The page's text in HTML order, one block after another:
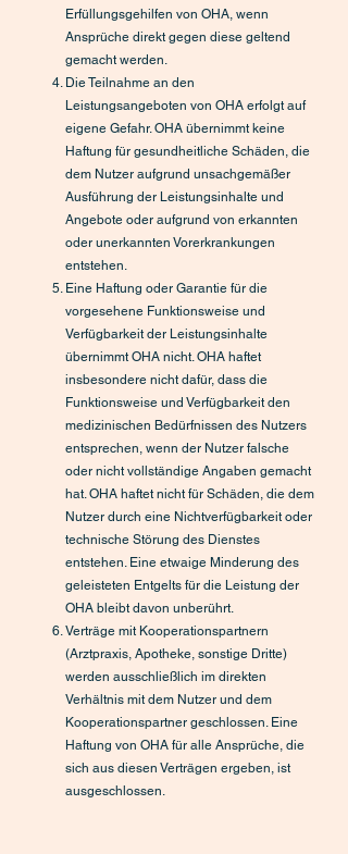
Erfüllungsgehilfen von OHA, wenn
Ansprüche direkt gegen diese geltend
gemacht werden.
Die Teilnahme an den
Leistungsangeboten von OHA erfolgt auf
eigene Gefahr. OHA übernimmt keine
Haftung für gesundheitliche Schäden, die
dem Nutzer aufgrund unsachgemäßer
Ausführung der Leistungsinhalte und
Angebote oder aufgrund von erkannten
oder unerkannten Vorerkrankungen
entstehen.
Eine Haftung oder Garantie für die
vorgesehene Funktionsweise und
Verfügbarkeit der Leistungsinhalte
übernimmt OHA nicht. OHA haftet
insbesondere nicht dafür, dass die
Funktionsweise und Verfügbarkeit den
medizinischen Bedürfnissen des Nutzers
entsprechen, wenn der Nutzer falsche
oder nicht vollständige Angaben gemacht
hat. OHA haftet nicht für Schäden, die dem
Nutzer durch eine Nichtverfügbarkeit oder
technische Störung des Dienstes
entstehen. Eine etwaige Minderung des
geleisteten Entgelts für die Leistung der
OHA bleibt davon unberührt.
Verträge mit Kooperationspartnern
(Arztpraxis, Apotheke, sonstige Dritte)
werden ausschließlich im direkten
Verhältnis mit dem Nutzer und dem
Kooperationspartner geschlossen. Eine
Haftung von OHA für alle Ansprüche, die
sich aus diesen Verträgen ergeben, ist
ausgeschlossen.